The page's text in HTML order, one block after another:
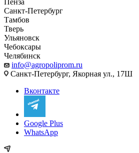
Пенза
Санкт-Петербург
Тамбов
Тверь
Ульяновск
Чебоксары
Челябинск
info@agropoliprom.ru
Санкт-Петербург, Якорная ул., 17Ш
Вконтакте
Google Plus
WhatsApp